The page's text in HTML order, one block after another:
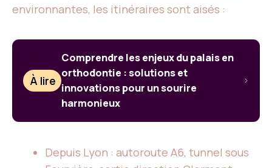
environnantes, les itinéraires sont aisés :
À lire
Comprendre les enjeux du palais en
orthodontie : solutions et
innovations pour un sourire
harmonieux
Depuis Lyon : autoroute A6, tunnel sous